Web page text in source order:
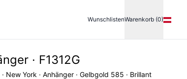
WunschlistenWarenkorb (0)
· F1312G
New York · Anhänger · Gelbgold 585 · Brillant